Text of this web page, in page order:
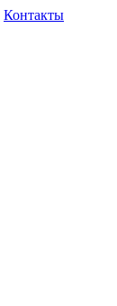
Контакты